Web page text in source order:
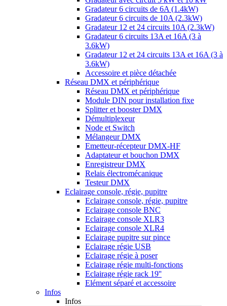
Gradateur 6 circuits de 6A (1.4kW)
Gradateur 6 circuits de 10A (2.3kW)
Gradateur 12 et 24 circuits 10A (2.3kW)
Gradateur 6 circuits 13A et 16A (3 à
3.6kW)
Gradateur 12 et 24 circuits 13A et 16A (3 à
3.6kW)
Accessoire et pièce détachée
Réseau DMX et périphérique
Réseau DMX et périphérique
Module DIN pour installation fixe
Splitter et booster DMX
Démultiplexeur
Node et Switch
Mélangeur DMX
Emetteur-récepteur DMX-HF
Adaptateur et bouchon DMX
Enregistreur DMX
Relais électromécanique
Testeur DMX
Eclairage console, régie, pupitre
Eclairage console, régie, pupitre
Eclairage console BNC
Eclairage console XLR3
Eclairage console XLR4
Eclairage pupitre sur pince
Eclairage régie USB
Eclairage régie à poser
Eclairage régie multi-fonctions
Eclairage régie rack 19''
Elément séparé et accessoire
Infos
Infos